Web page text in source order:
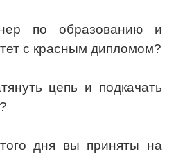
по образованию и
с красным дипломом?
цепь и подкачать
дня вы приняты на